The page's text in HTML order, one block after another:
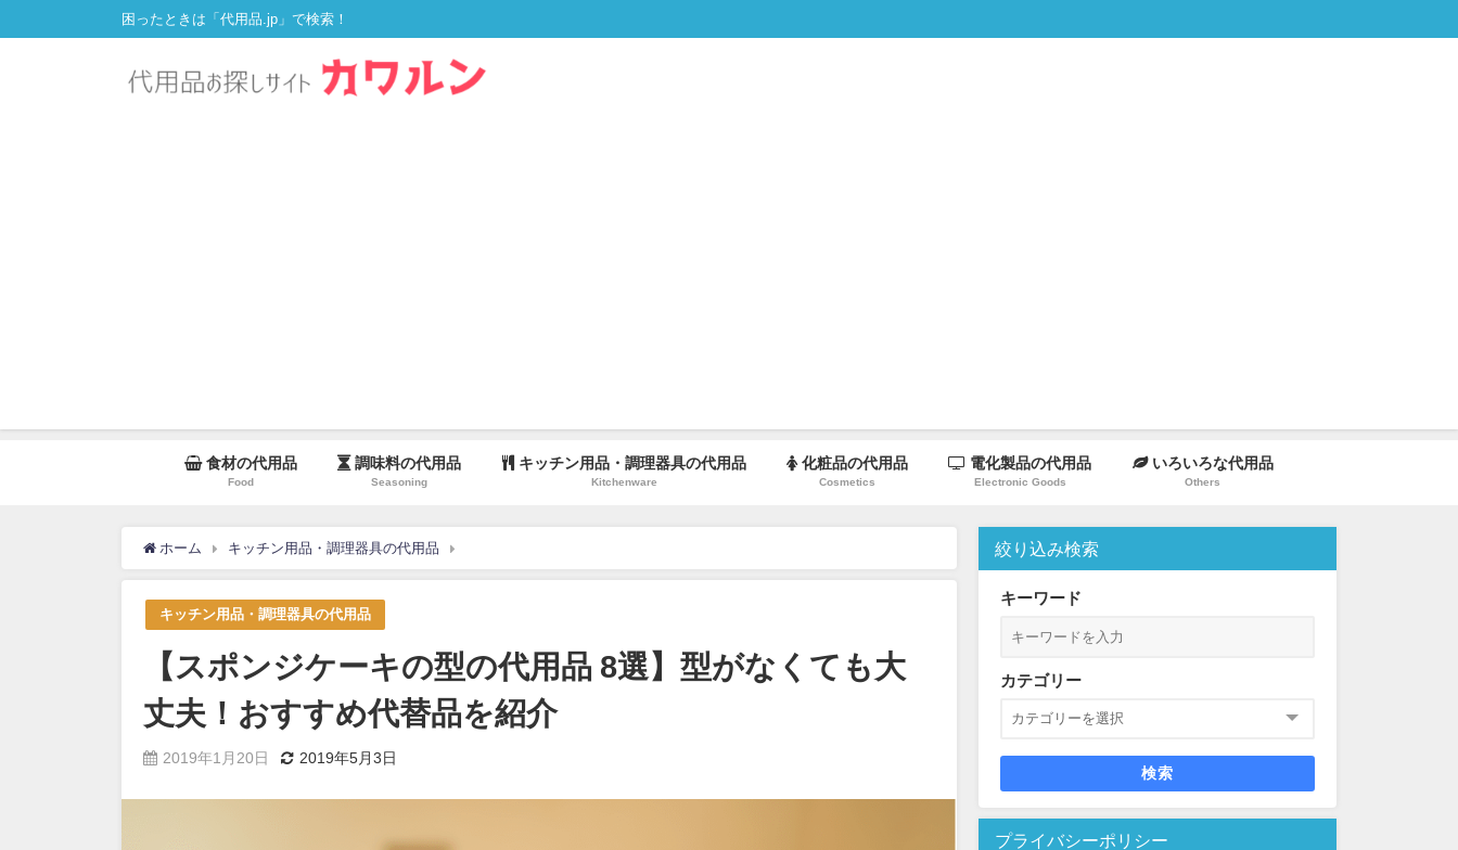
困ったときは「代用品.jp」で検索！
食材の代用品
Food
調味料の代用品
Seasoning
キッチン用品・調理器具の代用品
Kitchenware
化粧品の代用品
Cosmetics
電化製品の代用品
Electronic Goods
いろいろな代用品
Others
ホーム キッチン用品・調理器具の代用品
キッチン用品・調理器具の代用品
【スポンジケーキの型の代用品 8選】型がなくても大
丈夫！おすすめ代替品を紹介
2019年1月20日 2019年5月3日
絞り込み検索
キーワード
カテゴリー
検索
プライバシーポリシー